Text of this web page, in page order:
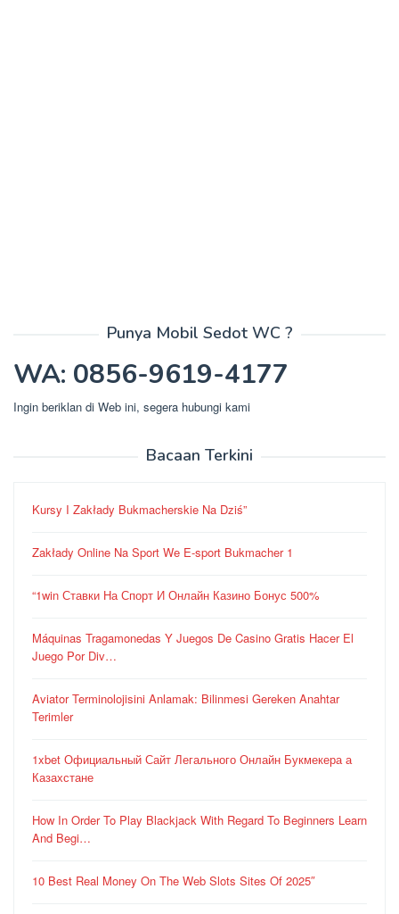
Punya Mobil Sedot WC ?
WA: 0856-9619-4177
Ingin beriklan di Web ini, segera hubungi kami
Bacaan Terkini
Kursy I Zakłady Bukmacherskie Na Dziś”
Zakłady Online Na Sport We E-sport Bukmacher 1
“1win Ставки На Спорт И Онлайн Казино Бонус 500%
Máquinas Tragamonedas Y Juegos De Casino Gratis Hacer El
Juego Por Div…
Aviator Terminolojisini Anlamak: Bilinmesi Gereken Anahtar
Terimler
1xbet Официальный Сайт Легального Онлайн Букмекера а
Казахстане
How In Order To Play Blackjack With Regard To Beginners Learn
And Begi…
10 Best Real Money On The Web Slots Sites Of 2025″